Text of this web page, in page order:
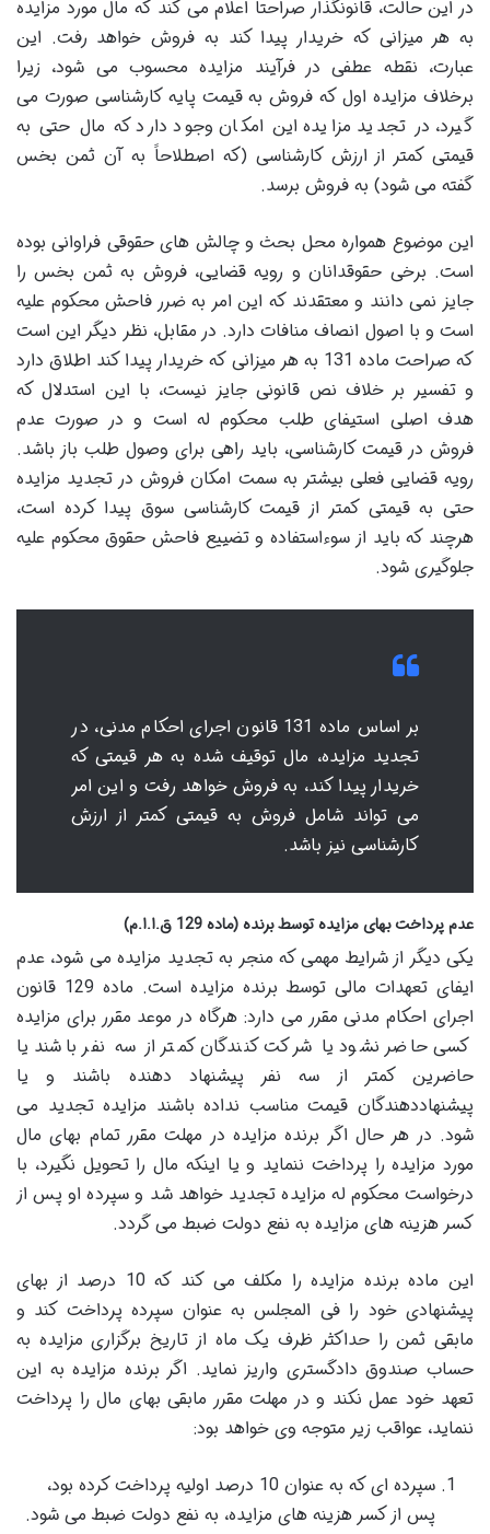
در این حالت، قانونگذار صراحتاً اعلام می کند که مال مورد مزایده
به هر میزانی که خریدار پیدا کند به فروش خواهد رفت. این
عبارت، نقطه عطفی در فرآیند مزایده محسوب می شود، زیرا
برخلاف مزایده اول که فروش به قیمت پایه کارشناسی صورت می
گیرد، در تجدید مزایده این امکان وجود دارد که مال حتی به
قیمتی کمتر از ارزش کارشناسی (که اصطلاحاً به آن ثمن بخس
گفته می شود) به فروش برسد.
این موضوع همواره محل بحث و چالش های حقوقی فراوانی بوده
است. برخی حقوقدانان و رویه قضایی، فروش به ثمن بخس را
جایز نمی دانند و معتقدند که این امر به ضرر فاحش محکوم علیه
است و با اصول انصاف منافات دارد. در مقابل، نظر دیگر این است
که صراحت ماده 131 به هر میزانی که خریدار پیدا کند اطلاق دارد
و تفسیر بر خلاف نص قانونی جایز نیست، با این استدلال که
هدف اصلی استیفای طلب محکوم له است و در صورت عدم
فروش در قیمت کارشناسی، باید راهی برای وصول طلب باز باشد.
رویه قضایی فعلی بیشتر به سمت امکان فروش در تجدید مزایده
حتی به قیمتی کمتر از قیمت کارشناسی سوق پیدا کرده است،
هرچند که باید از سوءاستفاده و تضییع فاحش حقوق محکوم علیه
جلوگیری شود.
بر اساس ماده 131 قانون اجرای احکام مدنی، در
تجدید مزایده، مال توقیف شده به هر قیمتی که
خریدار پیدا کند، به فروش خواهد رفت و این امر
می تواند شامل فروش به قیمتی کمتر از ارزش
کارشناسی نیز باشد.
عدم پرداخت بهای مزایده توسط برنده (ماده 129 ق.ا.ا.م)
یکی دیگر از شرایط مهمی که منجر به تجدید مزایده می شود، عدم
ایفای تعهدات مالی توسط برنده مزایده است. ماده 129 قانون
اجرای احکام مدنی مقرر می دارد: هرگاه در موعد مقرر برای مزایده
کسی حاضر نشود یا شرکت کنندگان کمتر از سه نفر باشند یا
حاضرین کمتر از سه نفر پیشنهاد دهنده باشند و یا
پیشنهاددهندگان قیمت مناسب نداده باشند مزایده تجدید می
شود. در هر حال اگر برنده مزایده در مهلت مقرر تمام بهای مال
مورد مزایده را پرداخت ننماید و یا اینکه مال را تحویل نگیرد، با
درخواست محکوم له مزایده تجدید خواهد شد و سپرده او پس از
کسر هزینه های مزایده به نفع دولت ضبط می گردد.
این ماده برنده مزایده را مکلف می کند که 10 درصد از بهای
پیشنهادی خود را فی المجلس به عنوان سپرده پرداخت کند و
مابقی ثمن را حداکثر ظرف یک ماه از تاریخ برگزاری مزایده به
حساب صندوق دادگستری واریز نماید. اگر برنده مزایده به این
تعهد خود عمل نکند و در مهلت مقرر مابقی بهای مال را پرداخت
ننماید، عواقب زیر متوجه وی خواهد بود:
سپرده ای که به عنوان 10 درصد اولیه پرداخت کرده بود،
پس از کسر هزینه های مزایده، به نفع دولت ضبط می شود.